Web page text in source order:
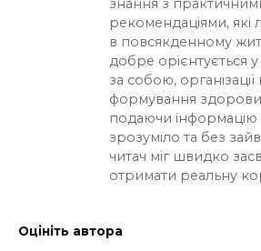
знання з
рекомендаціями, які
в повсякденному
добре орієнтується
за собою,
формування
подаючи інформацію
зрозуміло та без
читач міг швидко
отримати реальну
Оцініть автора